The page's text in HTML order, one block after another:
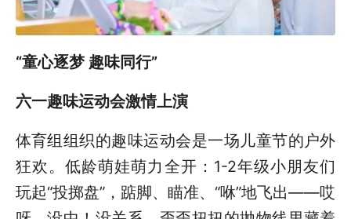
“童心逐梦 趣味同行”
六一趣味运动会激情上演
体育组组织的趣味运动会是一场儿童节的户外
狂欢。低龄萌娃萌力全开：1-2年级小朋友们
玩起“投掷盘”，踮脚、瞄准、“咻”地飞出——哎